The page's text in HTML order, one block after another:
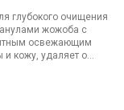
глубокого очищения
жожоба с
освежающим
кожу, удаляет о...